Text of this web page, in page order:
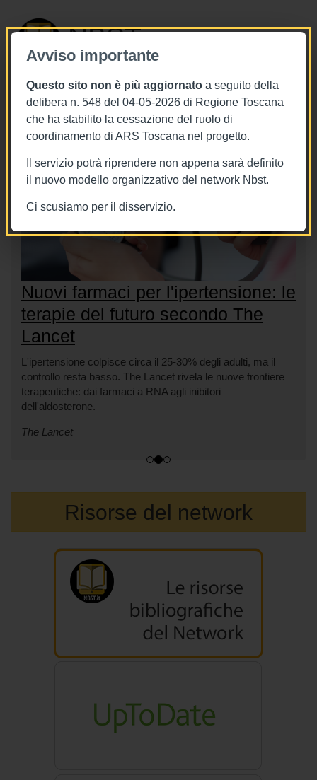
Avviso importante
Questo sito non è più aggiornato a seguito della
delibera n. 548 del 04-05-2026 di Regione Toscana
che ha stabilito la cessazione del ruolo di
coordinamento di ARS Toscana nel progetto.
Il servizio potrà riprendere non appena sarà definito
il nuovo modello organizzativo del network Nbst.
Ci scusiamo per il disservizio.
NBST
Nuovi farmaci per l'ipertensione: le
terapie del futuro secondo The
Lancet
L'ipertensione colpisce circa il 25-30% degli adulti, ma il
controllo resta basso. The Lancet rivela le nuove frontiere
terapeutiche: dai farmaci a RNA agli inibitori
dell'aldosterone.
The Lancet
Risorse del network